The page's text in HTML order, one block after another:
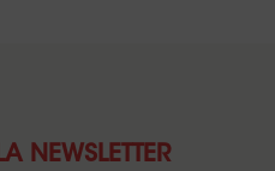
NEWSLETTER